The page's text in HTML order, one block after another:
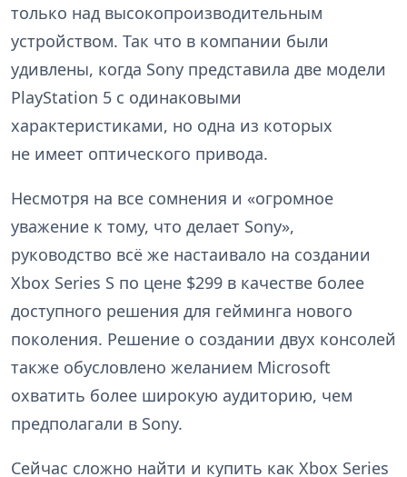
только над высокопроизводительным
устройством. Так что в компании были
удивлены, когда Sony представила две модели
PlayStation 5 с одинаковыми
характеристиками, но одна из которых
не имеет оптического привода.
Несмотря на все сомнения и «огромное
уважение к тому, что делает Sony»,
руководство всё же настаивало на создании
Xbox Series S по цене $299 в качестве более
доступного решения для гейминга нового
поколения. Решение о создании двух консолей
также обусловлено желанием Microsoft
охватить более широкую аудиторию, чем
предполагали в Sony.
Сейчас сложно найти и купить как Xbox Series